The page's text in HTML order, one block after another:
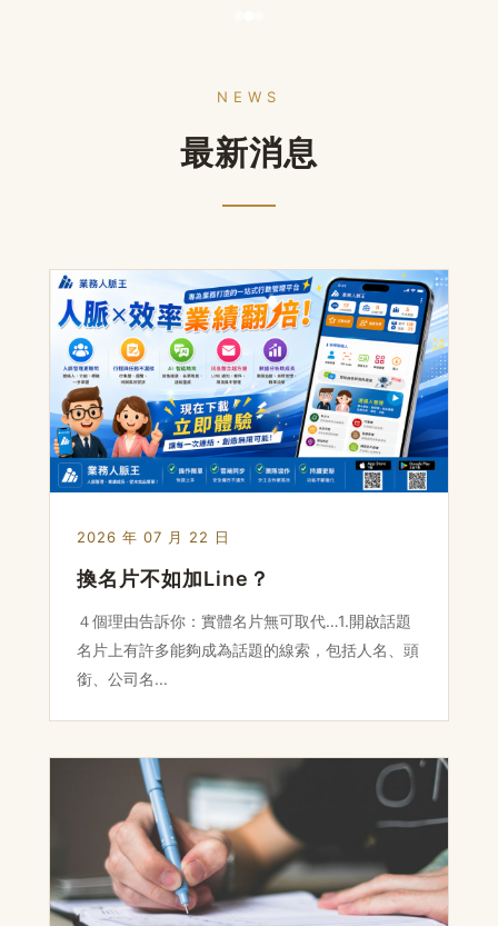
NEWS
最新消息
2026 年 07 月 22 日
換名片不如加Line？
４個理由告訴你：實體名片無可取代…1.開啟話題
名片上有許多能夠成為話題的線索，包括人名、頭
銜、公司名...